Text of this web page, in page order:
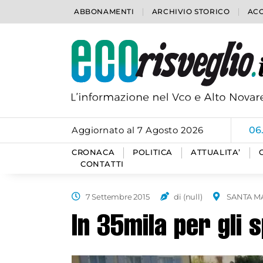
ABBONAMENTI ARCHIVIO STORICO
Aggiornato al 7 Agosto 2026
CRONACA POLITICA ATTUALITA’
CONTATTI
7 Settembre 2015 di (null) SANTA
In 35mila per gli